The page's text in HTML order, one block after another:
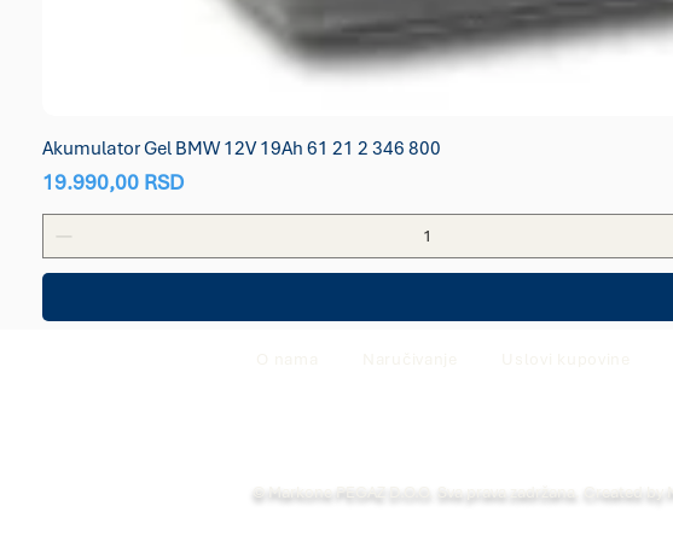
Akumulator Gel BMW 12V 19Ah 61 21 2 346 800
Price
19.990,00 RSD
© Markone PEGAZ D.O.O. Sva prava zadržana. Created by